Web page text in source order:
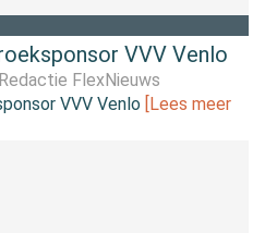
VVV Venlo
Redactie FlexNieuws
VVV Venlo
[Lees meer